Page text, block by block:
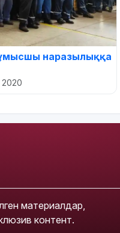
наразылыққа
2020
материалдар,
контент.